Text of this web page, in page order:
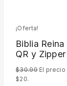
¡Oferta!
Biblia
QR y Zipper
$30.99 El
$20.